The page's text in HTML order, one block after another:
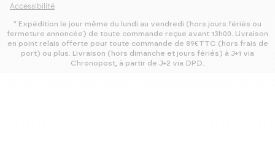
Accessibilité
* Expédition le jour même du lundi au vendredi (hors jours fériés ou
fermeture annoncée) de toute commande reçue avant 13h00. Livraison
en point relais offerte pour toute commande de 89€TTC (hors frais de
port) ou plus. Livraison (hors dimanche et jours fériés) à J+1 via
Chronopost, à partir de J+2 via DPD.